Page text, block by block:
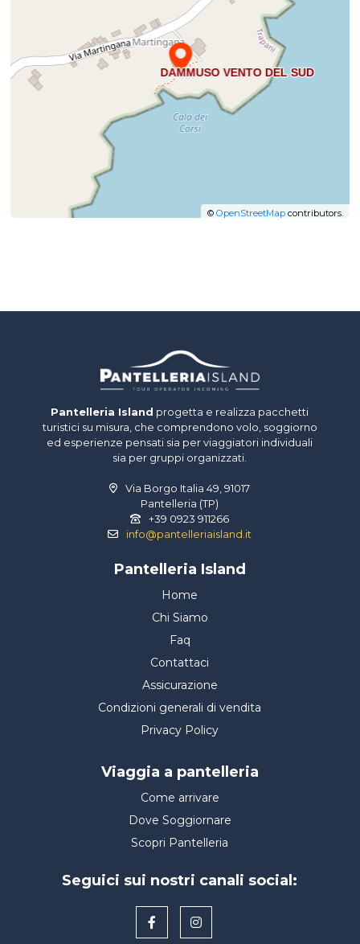
© OpenStreetMapcontributors.
Pantelleria Island progetta e realizza pacchetti
turistici su misura, che comprendono volo, soggiorno
ed esperienze pensati sia per viaggiatori individuali
sia per gruppi organizzati.
Via Borgo Italia 49, 91017
Pantelleria (TP)
+39 0923 911266
info@pantelleriaisland.it
Pantelleria Island
Home
Chi Siamo
Faq
Contattaci
Assicurazione
Condizioni generali di vendita
Privacy Policy
Viaggia a pantelleria
Come arrivare
Dove Soggiornare
Scopri Pantelleria
Seguici sui nostri canali social: